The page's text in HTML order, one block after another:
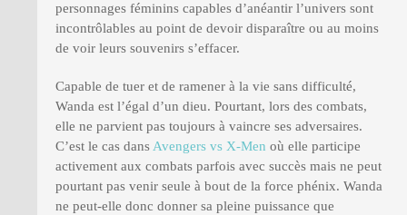
personnages féminins capables d’anéantir l’univers sont
incontrôlables au point de devoir disparaître ou au moins
de voir leurs souvenirs s’effacer.
Capable de tuer et de ramener à la vie sans difficulté,
Wanda est l’égal d’un dieu. Pourtant, lors des combats,
elle ne parvient pas toujours à vaincre ses adversaires.
C’est le cas dansAvengers vs X-Men où elle participe
activement aux combats parfois avec succès mais ne peut
pourtant pas venir seule à bout de la force phénix. Wanda
ne peut-elle donc donner sa pleine puissance que